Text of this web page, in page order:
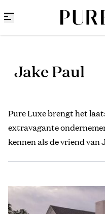
Jake Paul
Pure Luxe brengt het
extravagante
kennen als de vriend van